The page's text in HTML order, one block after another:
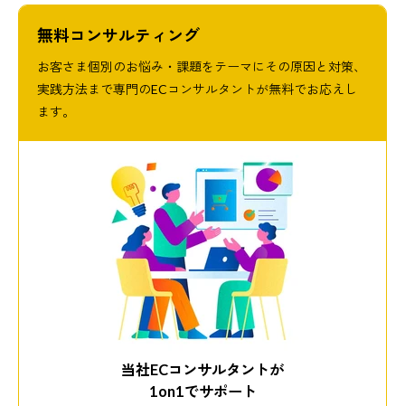
無料コンサルティング
お客さま個別のお悩み・課題をテーマにその原因と対策、
実践方法まで専門のECコンサルタントが無料でお応えし
ます。
当社ECコンサルタントが
1on1でサポート